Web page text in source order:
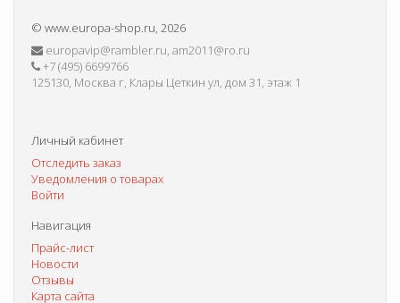
© www.europa-shop.ru, 2026
europavip@rambler.ru, am2011@ro.ru
+7 (495) 6699766
125130, Москва г, Клары Цеткин ул, дом 31, этаж 1
Личный кабинет
Отследить заказ
Уведомления о товарах
Войти
Навигация
Прайс-лист
Новости
Отзывы
Карта сайта